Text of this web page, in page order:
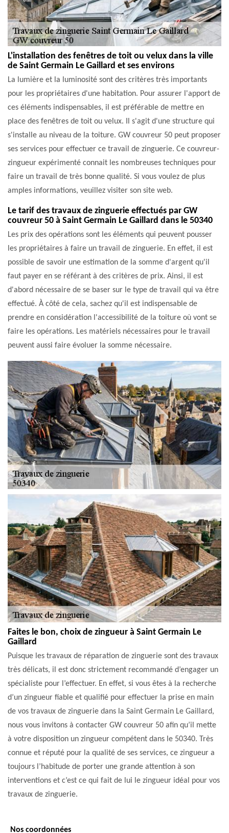
L'installation des fenêtres de toit ou velux dans la ville
de Saint Germain Le Gaillard et ses environs
La lumière et la luminosité sont des critères très importants
pour les propriétaires d'une habitation. Pour assurer l'apport de
ces éléments indispensables, il est préférable de mettre en
place des fenêtres de toit ou velux. Il s'agit d'une structure qui
s'installe au niveau de la toiture. GW couvreur 50 peut proposer
ses services pour effectuer ce travail de zinguerie. Ce couvreur-
zingueur expérimenté connait les nombreuses techniques pour
faire un travail de très bonne qualité. Si vous voulez de plus
amples informations, veuillez visiter son site web.
Le tarif des travaux de zinguerie effectués par GW
couvreur 50 à Saint Germain Le Gaillard dans le 50340
Les prix des opérations sont les éléments qui peuvent pousser
les propriétaires à faire un travail de zinguerie. En effet, il est
possible de savoir une estimation de la somme d'argent qu'il
faut payer en se référant à des critères de prix. Ainsi, il est
d'abord nécessaire de se baser sur le type de travail qui va être
effectué. À côté de cela, sachez qu'il est indispensable de
prendre en considération l'accessibilité de la toiture où vont se
faire les opérations. Les matériels nécessaires pour le travail
peuvent aussi faire évoluer la somme nécessaire.
Faites le bon, choix de zingueur à Saint Germain Le
Gaillard
Puisque les travaux de réparation de zinguerie sont des travaux
très délicats, il est donc strictement recommandé d’engager un
spécialiste pour l’effectuer. En effet, si vous êtes à la recherche
d’un zingueur fiable et qualifié pour effectuer la prise en main
de vos travaux de zinguerie dans la Saint Germain Le Gaillard,
nous vous invitons à contacter GW couvreur 50 afin qu’il mette
à votre disposition un zingueur compétent dans le 50340. Très
connue et réputé pour la qualité de ses services, ce zingueur a
toujours l’habitude de porter une grande attention à son
interventions et c’est ce qui fait de lui le zingueur idéal pour vos
travaux de zinguerie.
Nos coordonnées